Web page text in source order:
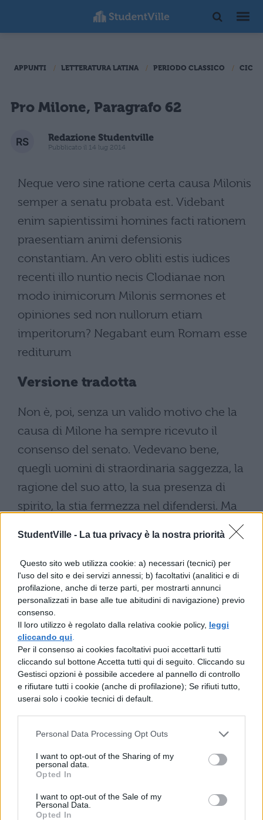
StudentVille - La tua privacy è la nostra priorità
Questo sito web utilizza cookie: a) necessari (tecnici) per
l'uso del sito e dei servizi annessi; b) facoltativi (analitici e di
profilazione, anche di terze parti, per mostrarti annunci
personalizzati in base alle tue abitudini di navigazione) previo
consenso.
Il loro utilizzo è regolato dalla relativa cookie policy, leggi
cliccando qui
Per il consenso ai cookies facoltativi puoi accettarli tutti
cliccando sul bottone Accetta tutti qui di seguito. Cliccando su
Gestisci opzioni è possibile accedere al pannello di controllo
e rifiutare tutti i cookie (anche di profilazione); Se rifiuti tutto,
userai solo i cookie tecnici di default.
Personal Data Processing Opt Outs
I want to opt-out of the Sharing of my
personal data.
Opted In
I want to opt-out of the Sale of my
Personal Data.
Opted In
APPUNTI LETTERATURA LATINA PERIODO CLASSICO
Pro Milone, Paragrafo 62
Redazione Studentville
Pubblicato il 14 lug 2014
Neque vero sine ratione certa causa Milonis
semper a senatu probata est. Videbant
enim sapientissimi homines facti rationem
praesentiam animi defensionis
constantiam. An vero obliti estis iudices
recenti illo nuntio necis Clodianae non
modo inimicorum Milonis sermones et
opiniones sed non nullorum etiam
imperitorum? Negabant eum Romam esse
rediturum
Versione tradotta
Non è, poi, senza un valido motivo che la
causa di Milone ha sempre ricevuto il
consenso del senato. Vedevano bene,
quegli uomini di straordinaria saggezza, la
ragione del suo atto, la sua presenza di
spirito, la stia fermezza nel difendersi. Ma
furono subito dopo l'annuncio
dell'uccisione di Clodio le chiacchiere e le
prese di posizione non solo dei nemici di
Milone, ma anche di taluni male informati?
Sostenevano che Milone non avrebbe fatto
ritorno a Roma.
TI POTREBBE INTERESSARE
LETTERATURA LATINA
Pro Milone, Paragrafo 6